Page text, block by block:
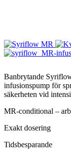
Banbrytande
infusionspump för
säkerheten vid
MR-conditional –
Exakt dosering
Tidsbesparande